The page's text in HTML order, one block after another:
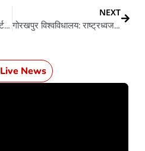
जहांगीरपुरी मामला में सुप्रीम कोर्ट में सुनवाई आजु
NEXT
गोरखपुर विश्वविधालय: राष्ट्रध्वज विवाद में IGRS पs जांच अधिकारी कइले झूठ रिपोर्ट दर्ज, फाटल तिरंगा फहरत रहला पs दर्ज करावल गइल रहे शिकायत
Live News